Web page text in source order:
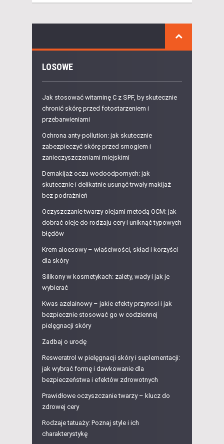
LOSOWE
Jak stosować witaminę C z SPF, by skutecznie
chronić skórę przed fotostarzeniem i
przebarwieniami
Ochrona anty-pollution: jak skutecznie
zabezpieczyć skórę przed smogiem i
zanieczyszczeniami miejskimi
Demakijaż oczu wodoodpornych: jak
skutecznie i delikatnie usunąć trwały makijaż
bez podrażnień
Oczyszczanie twarzy olejami metodą OCM: jak
dobrać oleje do rodzaju cery i uniknąć typowych
błędów
Krem aloesowy – właściwości, skład i korzyści
dla skóry
Silikony w kosmetykach: zalety, wady i jak je
wybierać
Kwas azelainowy – jakie efekty przynosi i jak
bezpiecznie stosować go w codziennej
pielęgnacji skóry
Zadbaj o urodę
Resweratrol w pielęgnacji skóry i suplementacji:
jak wybrać formę i dawkowanie dla
bezpieczeństwa i efektów zdrowotnych
Prawidłowe oczyszczanie twarzy – klucz do
zdrowej cery
Rodzaje tatuaży: Poznaj style i ich
charakterystykę